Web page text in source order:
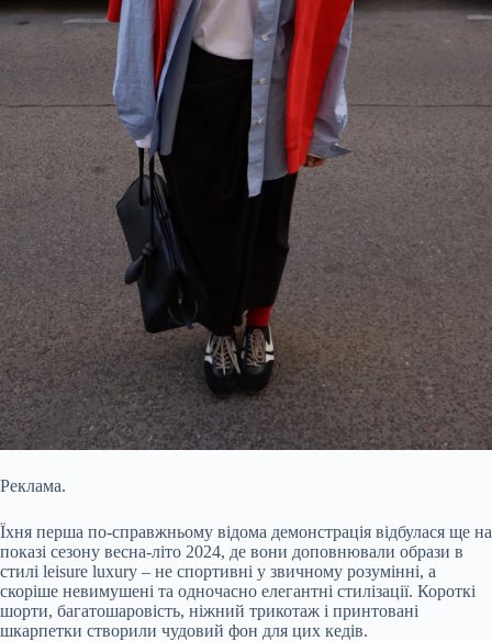
Реклама.
Їхня перша по-справжньому відома демонстрація відбулася ще на
показі сезону весна-літо 2024, де вони доповнювали образи в
стилі leisure luxury – не спортивні у звичному розумінні, а
скоріше невимушені та одночасно елегантні стилізації. Короткі
шорти, багатошаровість, ніжний трикотаж і принтовані
шкарпетки створили чудовий фон для цих кедів.